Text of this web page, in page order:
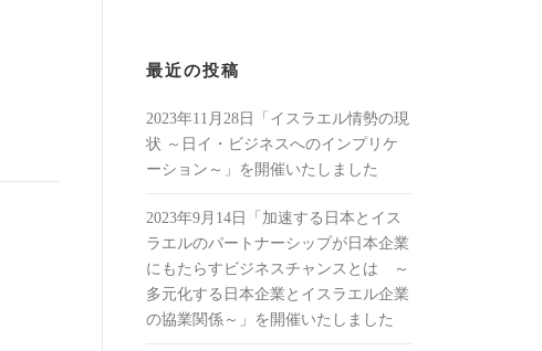
最近の投稿
2023年11月28日「イスラエル情勢の現
状 ～日イ・ビジネスへのインプリケ
ーション～」を開催いたしました
2023年9月14日「加速する日本とイス
ラエルのパートナーシップが日本企業
にもたらすビジネスチャンスとは ～
多元化する日本企業とイスラエル企業
の協業関係～」を開催いたしました